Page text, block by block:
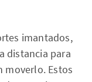
imantados,
distancia para
moverlo. Estos